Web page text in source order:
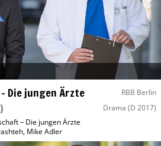
Die jungen Ärzte RBB Berlin
Drama (D 2017)
– Die jungen Ärzte
, Mike Adler